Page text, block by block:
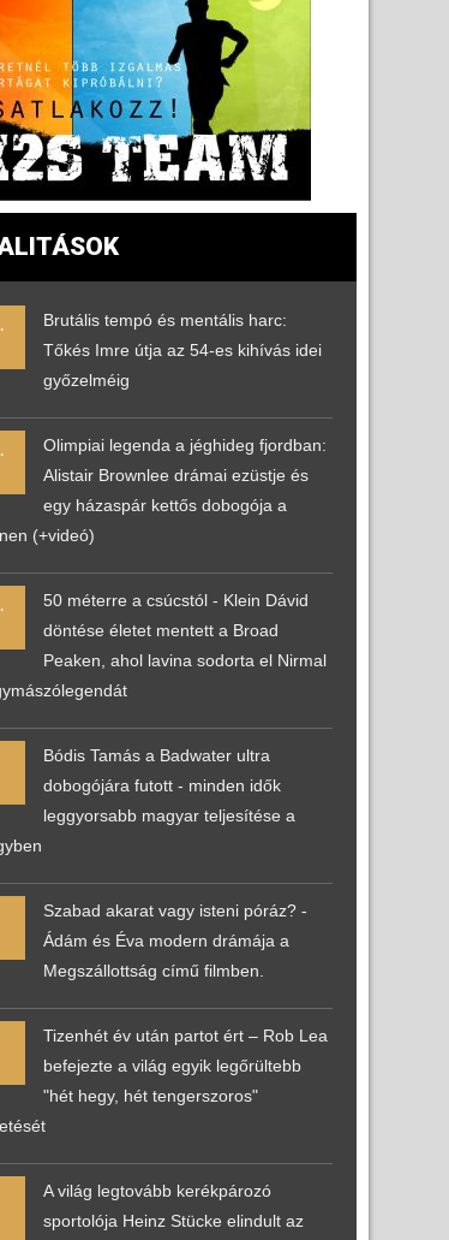
Brutális tempó és mentális harc:
Tőkés Imre útja az 54-es kihívás idei
győzelméig
Olimpiai legenda a jéghideg fjordban:
Alistair Brownlee drámai ezüstje és
egy házaspár kettős dobogója a
(+videó)
50 méterre a csúcstól - Klein Dávid
döntése életet mentett a Broad
Peaken, ahol lavina sodorta el Nirmal
Bódis Tamás a Badwater ultra
dobogójára futott - minden idők
leggyorsabb magyar teljesítése a
Szabad akarat vagy isteni póráz? -
Ádám és Éva modern drámája a
Megszállottság című filmben.
Tizenhét év után partot ért – Rob Lea
befejezte a világ egyik legőrültebb
"hét hegy, hét tengerszoros"
A világ legtovább kerékpározó
sportolója Heinz Stücke elindult az